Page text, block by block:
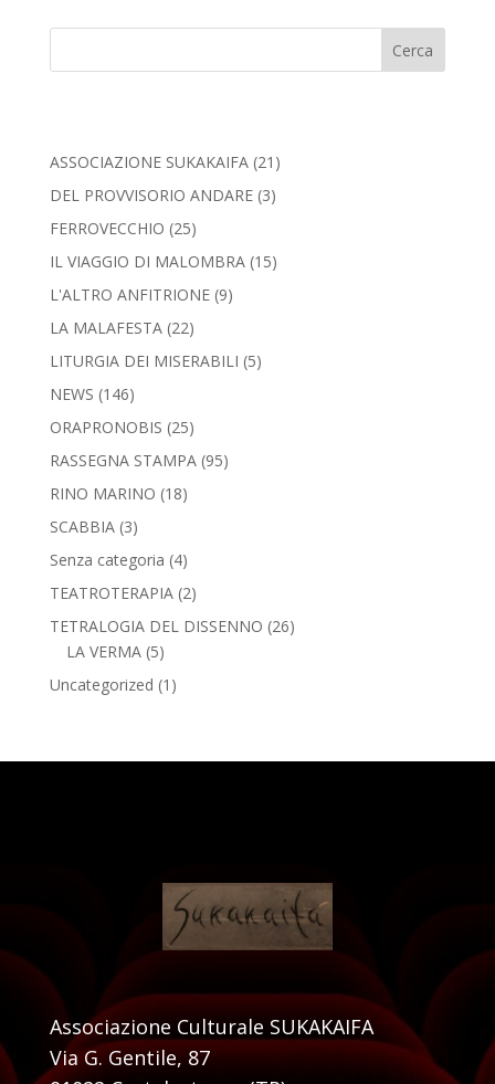
Cerca
ASSOCIAZIONE SUKAKAIFA(21)
DEL PROVVISORIO ANDARE(3)
FERROVECCHIO (25)
IL VIAGGIO DI MALOMBRA(15)
L'ALTRO ANFITRIONE(9)
LA MALAFESTA(22)
LITURGIA DEI MISERABILI (5)
NEWS (146)
ORAPRONOBIS (25)
RASSEGNA STAMPA(95)
RINO MARINO (18)
SCABBIA(3)
Senza categoria (4)
TEATROTERAPIA(2)
TETRALOGIA DEL DISSENNO (26)
LA VERMA(5)
Uncategorized (1)
Associazione Culturale SUKAKAIFA
Via G. Gentile, 87